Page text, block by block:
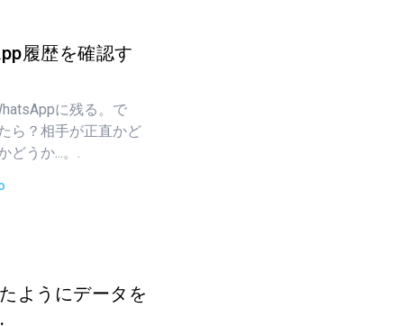
履歴を確認す
に残る。で
ら？相手が正直かど
どうか...。.
ようにデータを